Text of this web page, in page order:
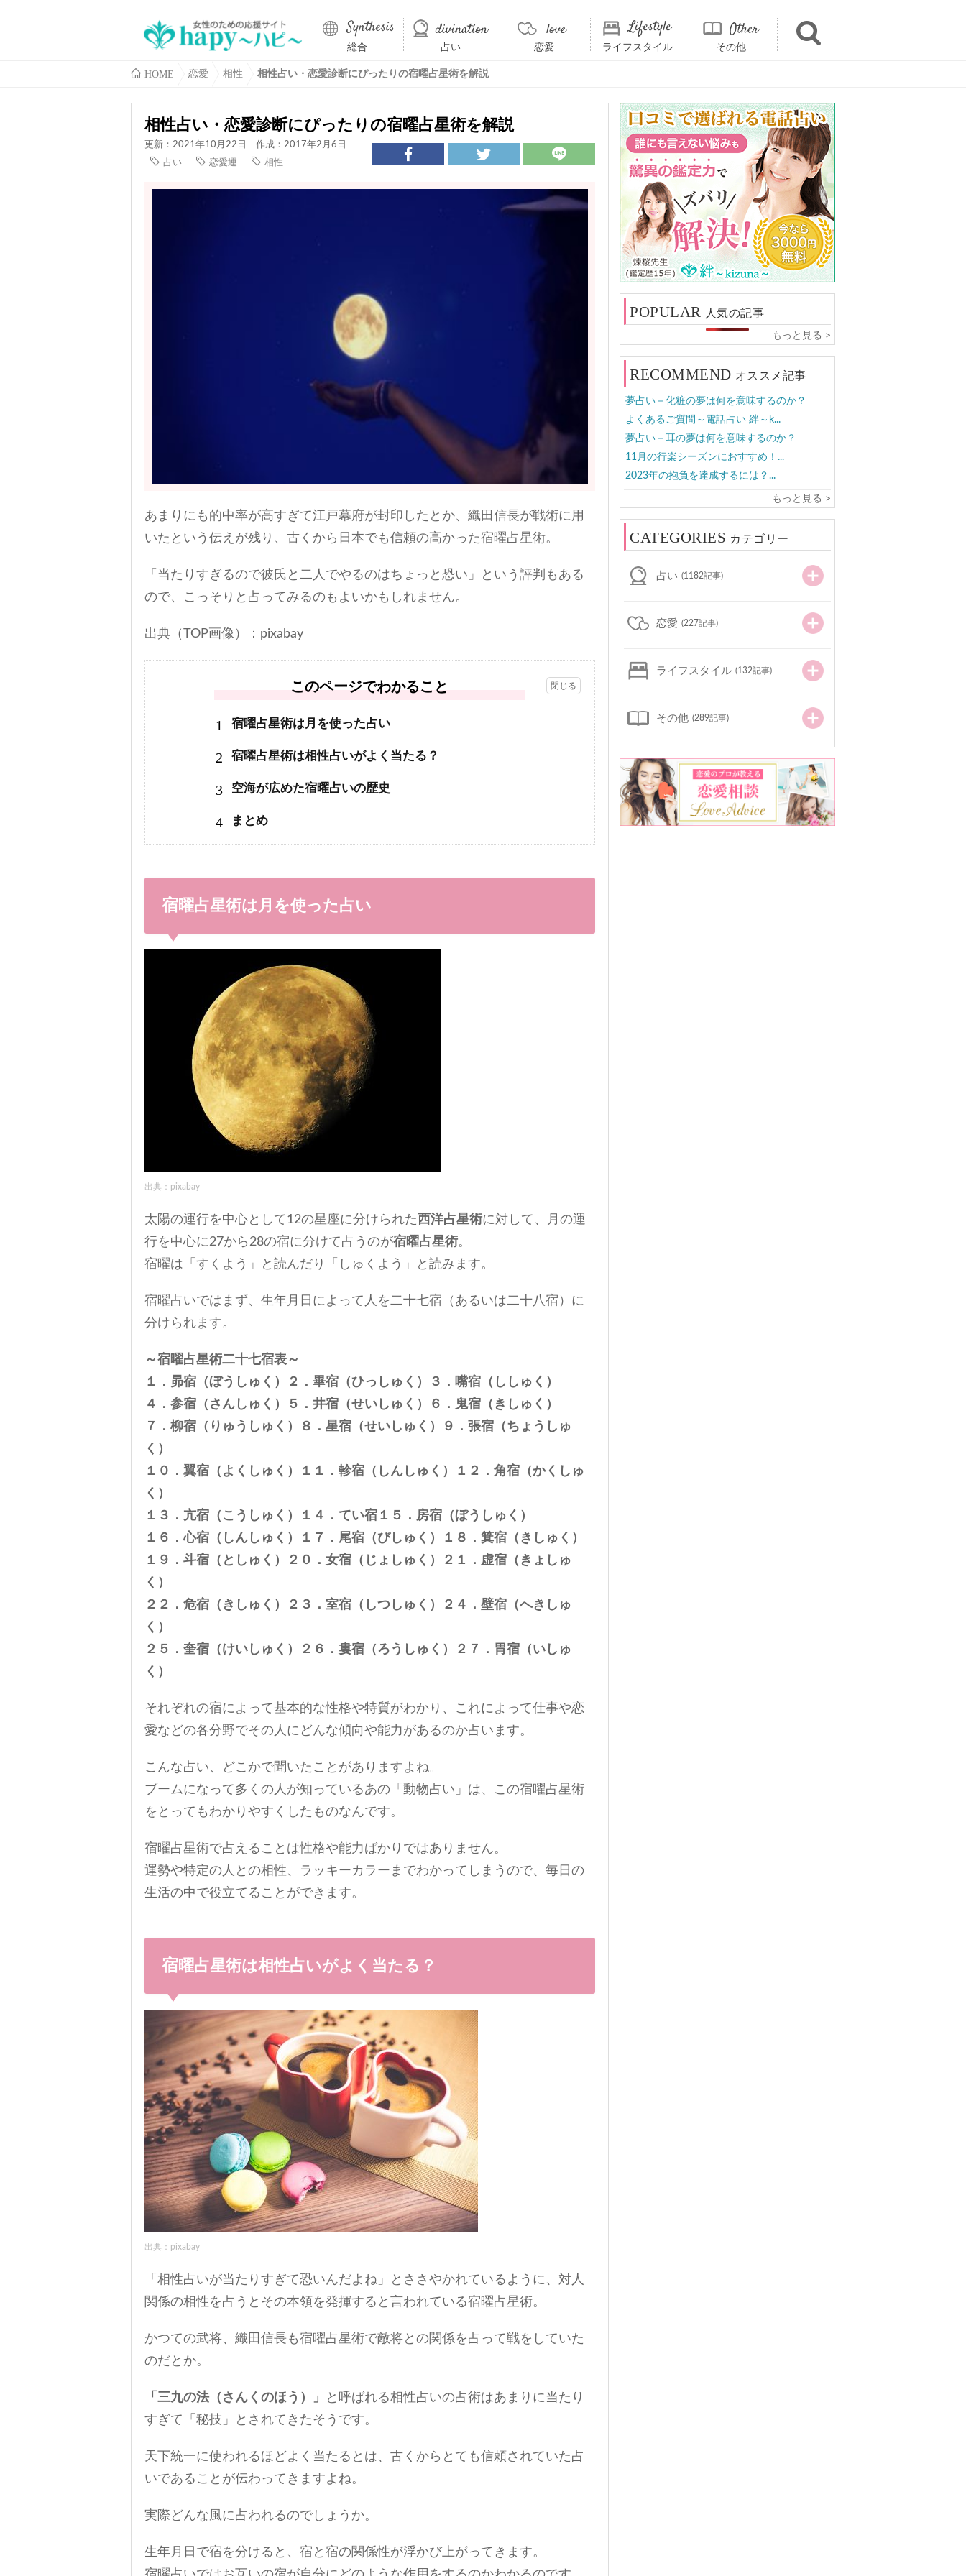
総合 占い 恋愛 ライフスタイル その他
HOME 恋愛 相性 相性占い・恋愛診断にぴったりの宿曜占星術を解説
相性占い・恋愛診断にぴったりの宿曜占星術を解説
更新：2021年10月22日
作成：2017年2月6日
占い
恋愛運 相性
あまりにも的中率が高すぎて江戸幕府が封印したとか、織田信長が戦術に用
いたという伝えが残り、古くから日本でも信頼の高かった宿曜占星術。
「当たりすぎるので彼氏と二人でやるのはちょっと恐い」という評判もある
ので、こっそりと占ってみるのもよいかもしれません。
出典（TOP画像）：pixabay
このページでわかること
1 宿曜占星術は月を使った占い
2 宿曜占星術は相性占いがよく当たる？
3 空海が広めた宿曜占いの歴史
4 まとめ
宿曜占星術は月を使った占い
出典：pixabay
太陽の運行を中心として12の星座に分けられた 西洋占星術に対して、月の運
行を中心に27から28の宿に分けて占うのが宿曜占星術。
宿曜は「すくよう」と読んだり「しゅくよう」と読みます。
宿曜占いではまず、生年月日によって人を二十七宿（あるいは二十八宿）に
分けられます。
～宿曜占星術二十七宿表～
１．昴宿（ぼうしゅく）２．畢宿（ひっしゅく）３．嘴宿（ししゅく）
４．参宿（さんしゅく）５．井宿（せいしゅく）６．鬼宿（きしゅく）
７．柳宿（りゅうしゅく）８．星宿（せいしゅく）９．張宿（ちょうしゅ
く）
１０．翼宿（よくしゅく）１１．軫宿（しんしゅく）１２．角宿（かくしゅ
く）
１３．亢宿（こうしゅく）１４．てい宿１５．房宿（ぼうしゅく）
１６．心宿（しんしゅく）１７．尾宿（びしゅく）１８．箕宿（きしゅく）
１９．斗宿（としゅく）２０．女宿（じょしゅく）２１．虚宿（きょしゅ
く）
２２．危宿（きしゅく）２３．室宿（しつしゅく）２４．壁宿（へきしゅ
く）
２５．奎宿（けいしゅく）２６．婁宿（ろうしゅく）２７．胃宿（いしゅ
く）
それぞれの宿によって基本的な性格や特質がわかり、これによって仕事や恋
愛などの各分野でその人にどんな傾向や能力があるのか占います。
こんな占い、どこかで聞いたことがありますよね。
ブームになって多くの人が知っているあの「動物占い」は、この宿曜占星術
をとってもわかりやすくしたものなんです。
宿曜占星術で占えることは性格や能力ばかりではありません。
運勢や特定の人との相性、ラッキーカラーまでわかってしまうので、毎日の
生活の中で役立てることができます。
宿曜占星術は相性占いがよく当たる？
出典：pixabay
「相性占いが当たりすぎて恐いんだよね」とささやかれているように、対人
関係の相性を占うとその本領を発揮すると言われている宿曜占星術。
かつての武将、織田信長も宿曜占星術で敵将との関係を占って戦をしていた
のだとか。
「三九の法（さんくのほう）」
と呼ばれる相性占いの占術はあまりに当たり
すぎて「秘技」とされてきたそうです。
天下統一に使われるほどよく当たるとは、古くからとても信頼されていた占
いであることが伝わってきますよね。
実際どんな風に占われるのでしょうか。
生年月日で宿を分けると、宿と宿の関係性が浮かび上がってきます。
POPULAR 人気の記事
もっと見る >
RECOMMEND オススメ記事
夢占い－化粧の夢は何を意味するのか？
よくあるご質問～電話占い 絆～k...
夢占い－耳の夢は何を意味するのか？
11月の行楽シーズンにおすすめ！...
2023年の抱負を達成するには？...
もっと見る >
CATEGORIES カテゴリー
占い (1182記事)
恋愛 (227記事)
ライフスタイル (132記事)
その他 (289記事)